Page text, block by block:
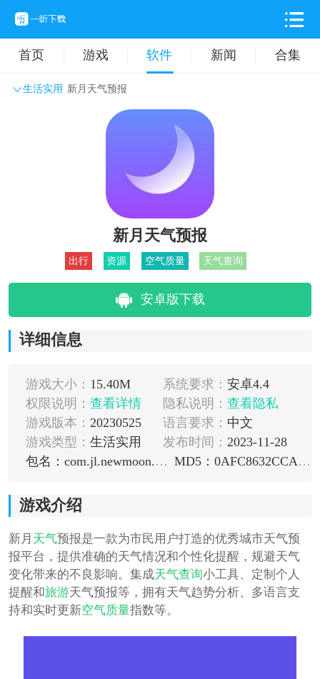
首页 游戏 软件 新闻 合集
生活实用 新月天气预报
主题壁纸 旅游出行
时尚购物
新月天气预报
出行 资源 空气质量 天气查询
安卓版下载
详细信息
游戏大小： 15.40M 系统要求： 安卓4.4
权限说明： 查看详情 隐私说明： 查看隐私
游戏版本： 20230525 语言要求： 中文
游戏类型： 生活实用 发布时间： 2023-11-28
包名：com.jl.newmoon.weather
MD5：0AFC8632CCA7373C603D6626FF07B3BC
游戏介绍
新月 天气预报是一款为市民用户打造的优秀城市天气预
报平台，提供准确的天气情况和个性化提醒，规避天气
变化带来的不良影响。集成天气查询小工具、定制个人
提醒和旅游天气预报等，拥有天气趋势分析、多语言支
持和实时更新空气质量指数等。